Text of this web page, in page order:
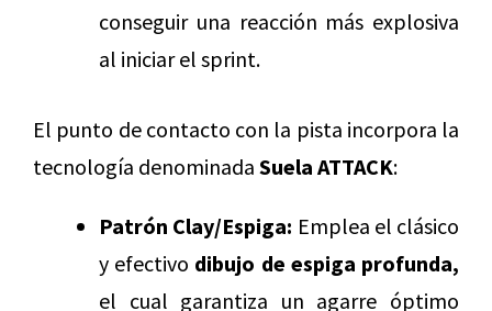
conseguir una reacción más explosiva
al iniciar el sprint.
El punto de contacto con la pista incorpora la
tecnología denominada Suela ATTACK:
Patrón Clay/Espiga: Emplea el clásico
y efectivo dibujo de espiga profunda,
el cual garantiza un agarre óptimo